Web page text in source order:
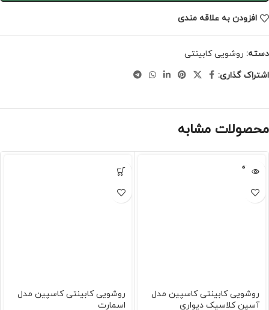
افزودن به علاقه مندی
دسته: روشویی کابینتی
اشتراک گذاری:
محصولات مشابه
فروخته
شده
روشویی کابینتی کاسپین مدل
آسپن کلاسیک دیواری
روشویی کابینتی کاسپین مدل
اسمارت